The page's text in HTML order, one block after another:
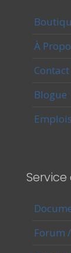
À
Contact
Blogue
Emplois
Forum